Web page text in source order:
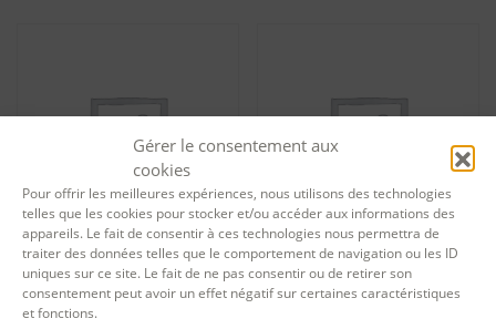
Gérer le consentement aux
cookies
Pour offrir les meilleures expériences, nous utilisons des technologies
telles que les cookies pour stocker et/ou accéder aux informations des
appareils. Le fait de consentir à ces technologies nous permettra de
traiter des données telles que le comportement de navigation ou les ID
uniques sur ce site. Le fait de ne pas consentir ou de retirer son
consentement peut avoir un effet négatif sur certaines caractéristiques
et fonctions.
Tarif formation permanente
Se remettre à niveau en
orthographe et en expression
Tarif formation permanente
Se remettre à niveau en